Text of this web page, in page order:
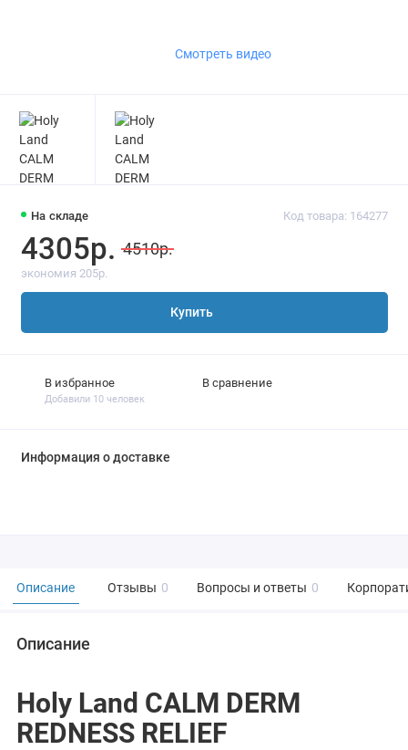
Смотреть видео
На складе Код товара: 164277
4305р. 4510р.
экономия 205р.
Купить
В избранное
Добавили 10 человек
В сравнение
Информация о доставке
Описание Отзывы 0 Вопросы и ответы 0
Описание
Holy Land CALM DERM
REDNESS RELIEF